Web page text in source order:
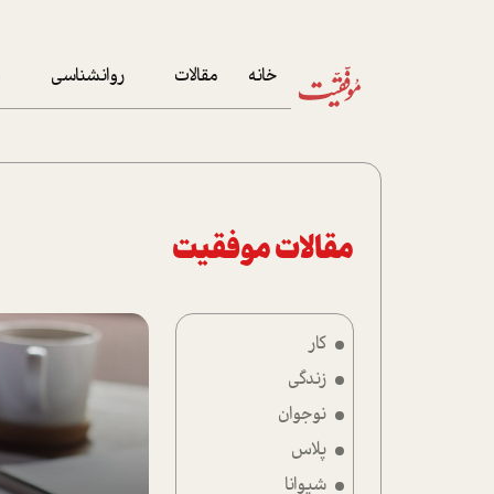
خانه مقالات
پرونده ویژه
روانشناسی
مقالات موفقیت
کار
زندگی
نوجوان
پلاس
شیوانا